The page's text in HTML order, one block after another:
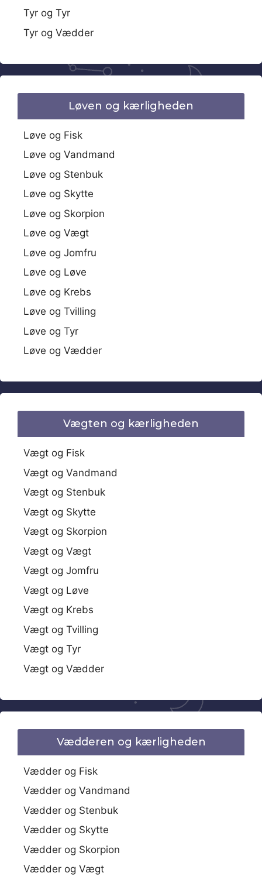
Tyr og Tyr
Tyr og Vædder
Løven og kærligheden
Løve og Fisk
Løve og Vandmand
Løve og Stenbuk
Løve og Skytte
Løve og Skorpion
Løve og Vægt
Løve og Jomfru
Løve og Løve
Løve og Krebs
Løve og Tvilling
Løve og Tyr
Løve og Vædder
Vægten og kærligheden
Vægt og Fisk
Vægt og Vandmand
Vægt og Stenbuk
Vægt og Skytte
Vægt og Skorpion
Vægt og Vægt
Vægt og Jomfru
Vægt og Løve
Vægt og Krebs
Vægt og Tvilling
Vægt og Tyr
Vægt og Vædder
Vædderen og kærligheden
Vædder og Fisk
Vædder og Vandmand
Vædder og Stenbuk
Vædder og Skytte
Vædder og Skorpion
Vædder og Vægt